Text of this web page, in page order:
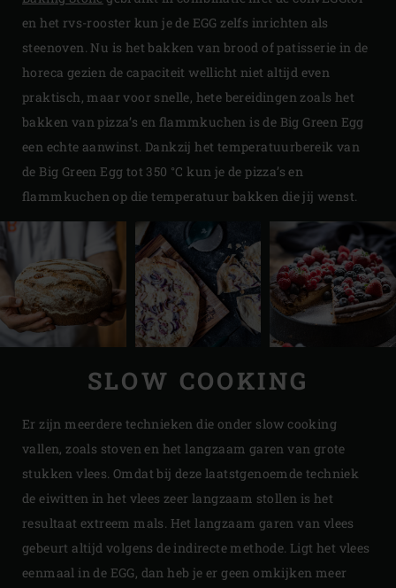
en het rvs-rooster kun je de EGG zelfs inrichten als
steenoven. Nu is het bakken van brood of patisserie in de
horeca gezien de capaciteit wellicht niet altijd even
praktisch, maar voor snelle, hete bereidingen zoals het
bakken van pizza’s en flammkuchen is de Big Green Egg
een echte aanwinst. Dankzij het temperatuurbereik van
de Big Green Egg tot 350 °C kun je de pizza’s en
flammkuchen op die temperatuur bakken die jij wenst.
SLOW COOKING
Er zijn meerdere technieken die onder slow cooking
vallen, zoals stoven en het langzaam garen van grote
stukken vlees. Omdat bij deze laatstgenoemde techniek
de eiwitten in het vlees zeer langzaam stollen is het
resultaat extreem mals. Het langzaam garen van vlees
gebeurt altijd volgens de indirecte methode. Ligt het vlees
eenmaal in de EGG, dan heb je er geen omkijken meer